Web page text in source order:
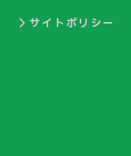
サイトポリシー